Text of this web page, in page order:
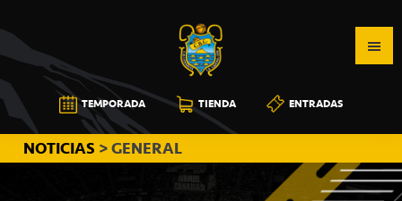
a
la
navegación
principal
al
contenido
principal
a
la
barra
lateral
principal
CB
CANARIAS
TEMPORADA TIENDA ENTRADAS
NOTICIAS > GENERAL